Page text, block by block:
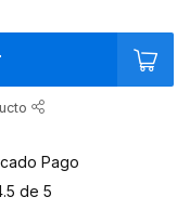
Pago
de 5